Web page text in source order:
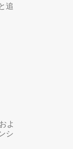
追
よ
シ